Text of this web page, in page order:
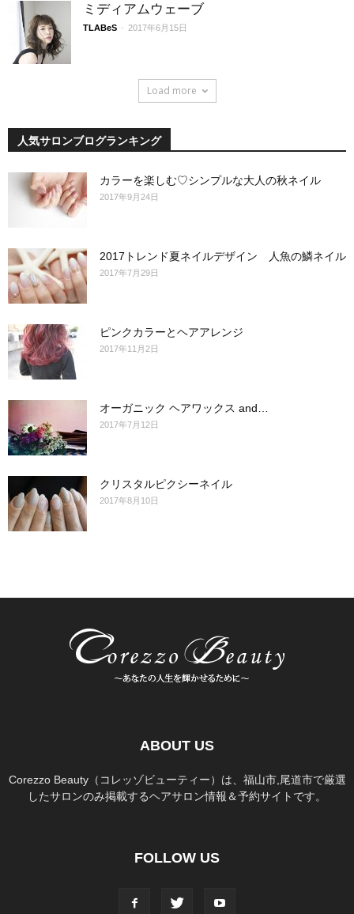
ミディアムウェーブ
TLABeS - 2017年6月15日
Load more
人気サロンブログランキング
カラーを楽しむ♡シンプルな大人の秋ネイル
2017年9月24日
2017トレンド夏ネイルデザイン 人魚の鱗ネイル
2017年7月29日
ピンクカラーとヘアアレンジ
2017年11月2日
オーガニック ヘアワックス and…
2017年7月12日
クリスタルピクシーネイル
2017年8月10日
ABOUT US
Corezzo Beauty（コレッゾビューティー）は、福山市,尾道市で厳選
したサロンのみ掲載するヘアサロン情報＆予約サイトです。
FOLLOW US